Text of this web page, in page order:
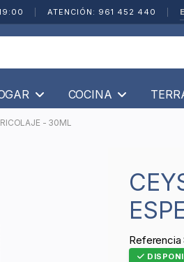
ATENCIÓN: 961 452 440
COCINA
- 30ML
CEYS - BRICOFACIL ADHESIVO
Referencia